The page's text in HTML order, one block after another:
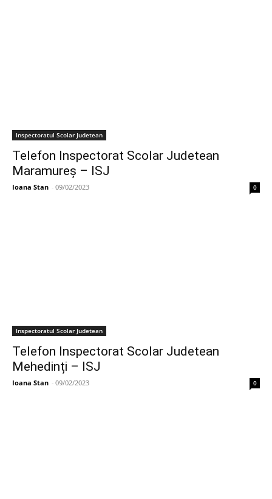
Inspectoratul Scolar Judetean
Telefon Inspectorat Scolar Judetean
Maramureș – ISJ
Ioana Stan - 09/02/2023 0
Inspectoratul Scolar Judetean
Telefon Inspectorat Scolar Judetean
Mehedinți – ISJ
Ioana Stan - 09/02/2023 0